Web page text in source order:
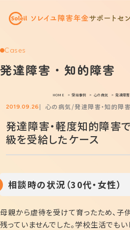
Cases
発達障害・知的障害
HOME 受給事例 心の病気 発達障
2019.09.26 心の病気 発達障害・知的障害
発達障害・軽度知的障害
級を受給したケース
相談時の状況（30代・女性）
母親から虐待を受けて育ったため、子
残っていませんでした。学校生活でも